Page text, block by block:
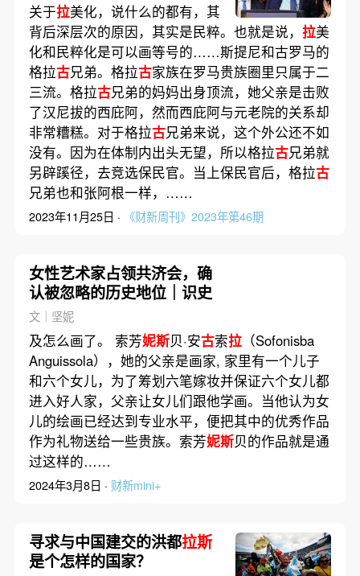
关于拉美化，说什么的都有，其
背后深层次的原因，其实是民粹。也就是说， 拉美
化和民粹化是可以画等号的……斯提尼和古罗马的
格拉古兄弟。格拉古家族在罗马贵族圈里只属于二
三流。格拉古兄弟的妈妈出身顶流，她父亲是击败
了汉尼拔的西庇阿，然而西庇阿与元老院的关系却
非常糟糕。对于格拉古兄弟来说，这个外公还不如
没有。因为在体制内出头无望，所以格拉古兄弟就
另辟蹊径，去竞选保民官。当上保民官后，格拉古
兄弟也和张阿根一样，……
2023年11月25日 · 《财新周刊》2023年第46期
女性艺术家占领共济会，确
认被忽略的历史地位｜识史
文｜坚妮
及怎么画了。 索芳妮斯贝·安古索拉（Sofonisba
Anguissola），她的父亲是画家, 家里有一个儿子
和六个女儿，为了筹划六笔嫁妆并保证六个女儿都
进入好人家，父亲让女儿们跟他学画。当他认为女
儿的绘画已经达到专业水平，便把其中的优秀作品
作为礼物送给一些贵族。索芳妮斯贝的作品就是通
过这样的……
2024年3月8日 · 财新mini+
寻求与中国建交的洪都拉斯
是个怎样的国家？